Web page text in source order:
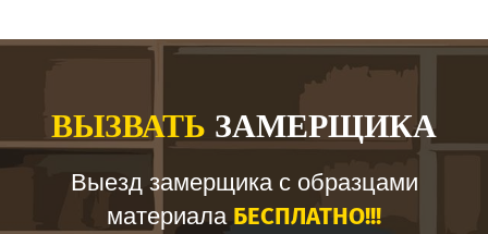
ВЫЗВАТЬ ЗАМЕРЩИКА
Выезд замерщика с образцами
материалаБЕСПЛАТНО!!!